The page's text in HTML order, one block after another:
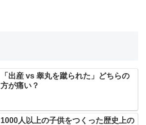
「出産 vs 睾丸を蹴られた」どちらの
方が痛い？
1000人以上の子供をつくった歴史上の